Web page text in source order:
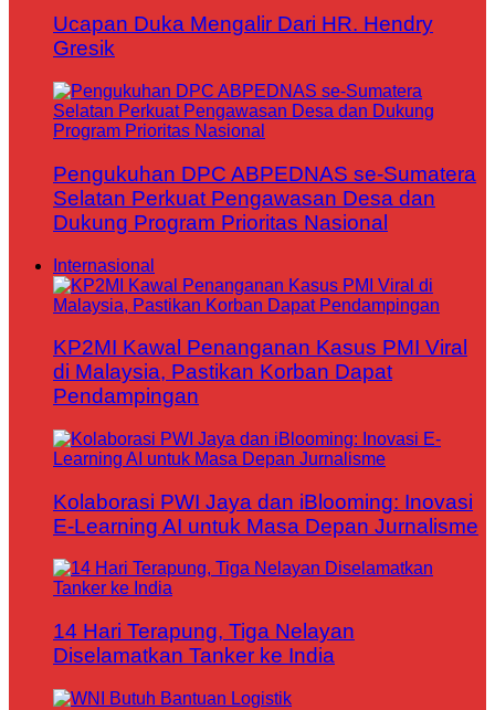
Ucapan Duka Mengalir Dari HR. Hendry
Gresik
Pengukuhan DPC ABPEDNAS se-Sumatera
Selatan Perkuat Pengawasan Desa dan
Dukung Program Prioritas Nasional
Internasional
KP2MI Kawal Penanganan Kasus PMI Viral
di Malaysia, Pastikan Korban Dapat
Pendampingan
Kolaborasi PWI Jaya dan iBlooming: Inovasi
E-Learning AI untuk Masa Depan Jurnalisme
14 Hari Terapung, Tiga Nelayan
Diselamatkan Tanker ke India